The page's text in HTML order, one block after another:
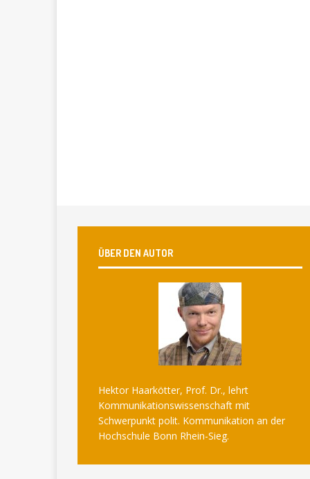
ÜBER DEN AUTOR
Hektor Haarkötter, Prof. Dr., lehrt
Kommunikationswissenschaft mit
Schwerpunkt polit. Kommunikation an der
Hochschule Bonn Rhein-Sieg.